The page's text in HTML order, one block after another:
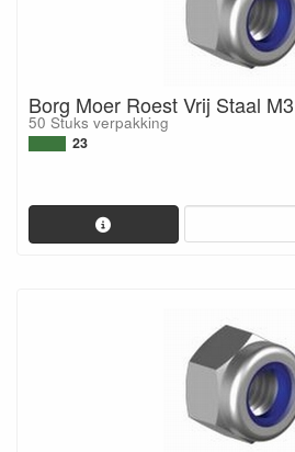
Borg Moer Roest Vrij Staal M3
50 Stuks verpakking
23